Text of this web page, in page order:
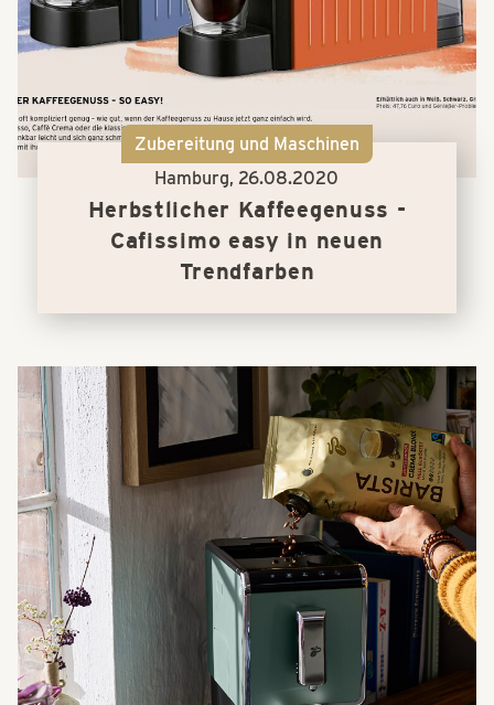
Zubereitung und Maschinen
Hamburg,26.08.2020
Herbstlicher Kaffeegenuss -
Cafissimo easy in neuen
Trendfarben